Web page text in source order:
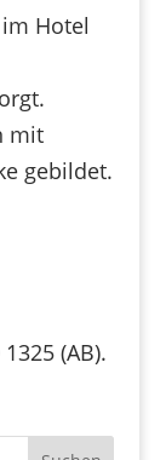
Hotel
mit
gebildet.
(AB).